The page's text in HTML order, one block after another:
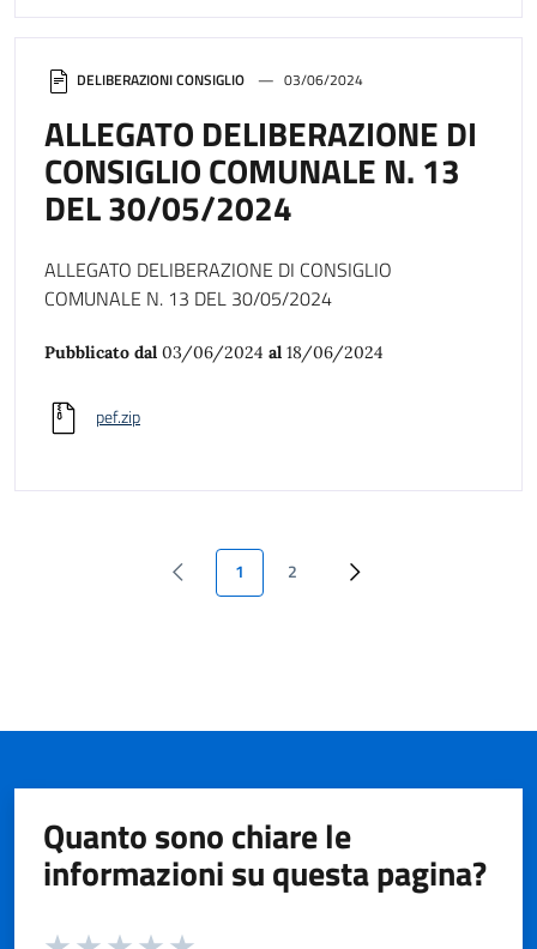
DELIBERAZIONI CONSIGLIO 03/06/2024
ALLEGATO DELIBERAZIONE DI
CONSIGLIO COMUNALE N. 13
DEL 30/05/2024
ALLEGATO DELIBERAZIONE DI CONSIGLIO
COMUNALE N. 13 DEL 30/05/2024
Pubblicato dal 03/06/2024 al 18/06/2024
pef.zip
1 2
Quanto sono chiare le
informazioni su questa pagina?
Valuta da 1 a 5 stelle la pagina